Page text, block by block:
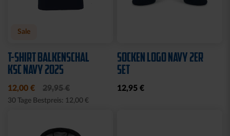
Sale
T-SHIRT BALKENSCHAL
KSC NAVY 2025
12,00 € 29,95 €
30 Tage Bestpreis: 12,00 €
SOCKEN LOGO NAVY 2ER
SET
12,95 €